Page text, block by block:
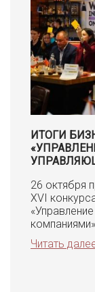
ИТОГИ
26 октября
XVI
компаниями».
Читать